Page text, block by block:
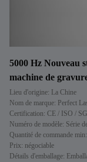
5000 Hz Nouveau
machine de
Lieu d'origine: La Chine
Nom de marque: Perfect
Certification: CE / ISO /
Numéro de modèle: Série
Quantité de commande
Prix: négociable
Détails d'emballage: